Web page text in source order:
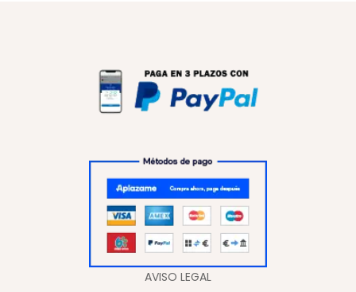
AVISO LEGAL